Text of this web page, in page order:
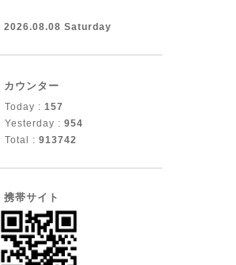
2026.08.08 Saturday
カウンター
Today : 157
Yesterday : 954
Total : 913742
携帯サイト